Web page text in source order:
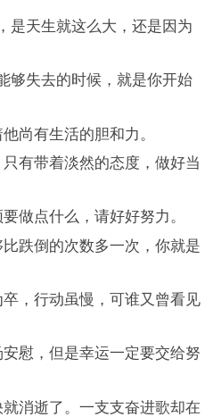
天生就这么大，还是因为
失去的时候，就是你开始
有生活的胆和力。
有带着淡然的态度，做好当
点什么，请好好努力。
跌倒的次数多一次，你就是
，行动虽慢，可谁又曾看见
慰，但是幸运一定要交给努
消逝了。一支支奋进歌却在